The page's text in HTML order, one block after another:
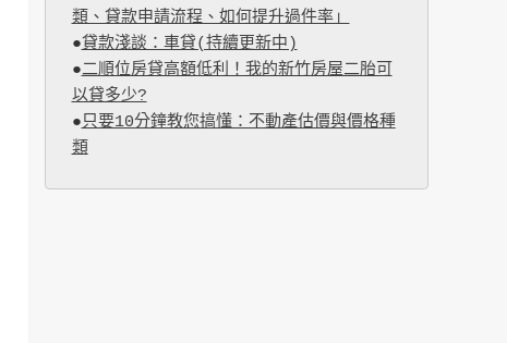
類、貸款申請流程、如何提升過件率」
●貸款淺談：車貸(持續更新中)
●二順位房貸高額低利！我的新竹房屋二胎可
以貸多少?
●只要10分鐘教您搞懂：不動產估價與價格種
類